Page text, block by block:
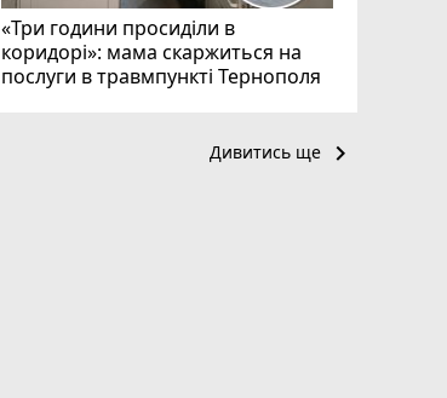
«Три години просиділи в
коридорі»: мама скаржиться на
послуги в травмпункті Тернополя
Дивитись ще keyboard_arrow_right